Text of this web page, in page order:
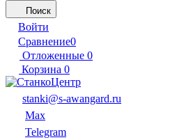
Поиск
Войти
Сравнение0
Отложенные 0
Корзина 0
stanki@s-awangard.ru
Max
Telegram